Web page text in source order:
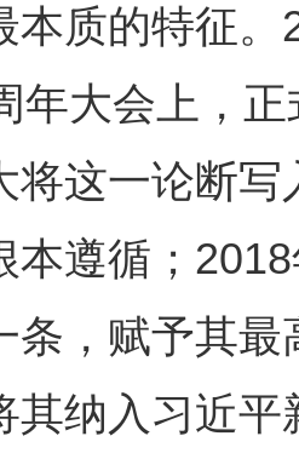
本质的特征
年大会上，
将这一论断
本遵循；
条，赋予其
其纳入习近